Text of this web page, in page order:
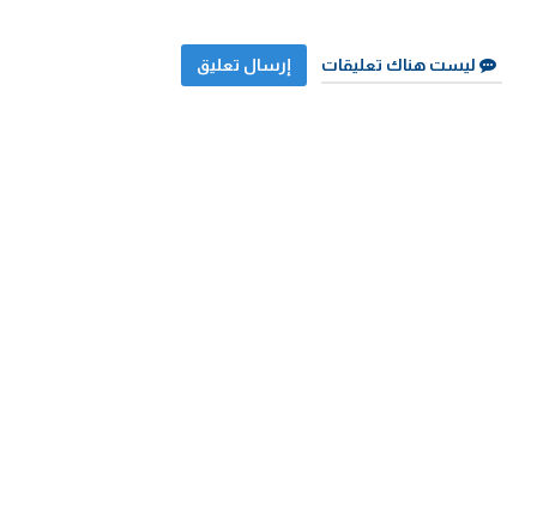
ليست هناك تعليقات إرسال تعليق